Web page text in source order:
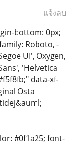
แจ้งลบ
bottom: 0px;
Roboto, -
UI', Oxygen,
'Helvetica
data-xf-
Osta
#0f1a25; font-